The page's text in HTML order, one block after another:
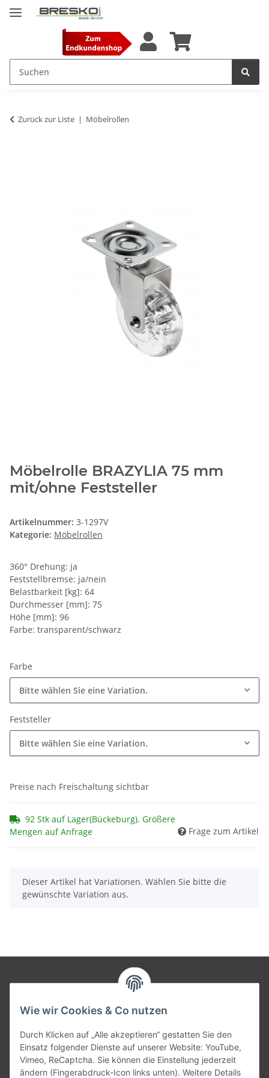
Wie wir Cookies & Co nutzen
Durch Klicken auf „Alle akzeptieren“ gestatten Sie den
Einsatz folgender Dienste auf unserer Website: YouTube,
Vimeo, ReCaptcha. Sie können die Einstellung jederzeit
ändern (Fingerabdruck-Icon links unten). Weitere Details
Zurück zur Liste Möbelrollen
Möbelrolle BRAZYLIA 75 mm
mit/ohne Feststeller
Artikelnummer: 3-1297V
Kategorie: Möbelrollen
360° Drehung: ja
Feststellbremse: ja/nein
Belastbarkeit [kg]: 64
Durchmesser [mm]: 75
Höhe [mm]: 96
Farbe: transparent/schwarz
Farbe
Bitte wählen Sie eine Variation.
Feststeller
Bitte wählen Sie eine Variation.
Preise nach Freischaltung sichtbar
92 Stk auf Lager(Bückeburg). Größere
Mengen auf Anfrage
Frage zum Artikel
x
Dieser Artikel hat Variationen. Wählen Sie bitte die
gewünschte Variation aus.
Gesetzliche Informationen
Versandpartner